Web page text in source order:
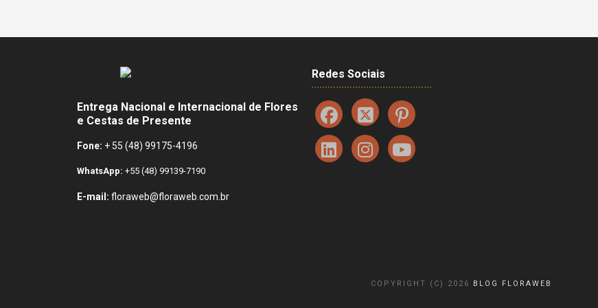
Entrega Nacional e Internacional de Flores
e Cestas de Presente
Fone: + 55 (48) 99175-4196
WhatsApp: +55 (48) 99139-7190
E-mail: floraweb@floraweb.com.br
Redes Sociais
COPYRIGHT (C) 2026 BLOG FLORAWEB